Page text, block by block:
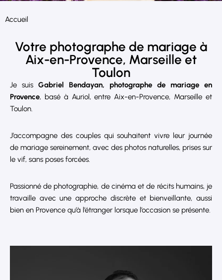
Accueil
Votre photographe de mariage à
Aix-en-Provence, Marseille et
Toulon
Je suis Gabriel Bendayan, photographe de mariage en
Provence, basé à Auriol, entre Aix-en-Provence, Marseille et
Toulon.
J’accompagne des couples qui souhaitent vivre leur journée
de mariage sereinement, avec des photos naturelles, prises sur
le vif, sans poses forcées.
Passionné de photographie, de cinéma et de récits humains, je
travaille avec une approche discrète et bienveillante, aussi
bien en Provence qu’à l’étranger lorsque l’occasion se présente.